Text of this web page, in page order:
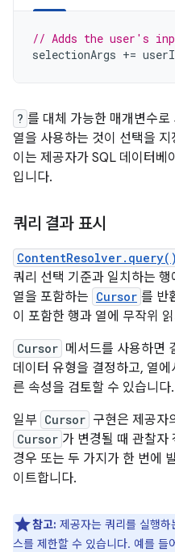
// Adds the user's
selectionArgs +=
? 를 대체 가능한 매개변수
열을 사용하는 것이 선택을
이는 제공자가 SQL 데이터베
입니다.
쿼리 결과 표시
ContentResolver.query()
쿼리 선택 기준과 일치하는
열을 포함하는 Cursor 를 반
이 포함한 행과 열에 무작위
Cursor 메서드를 사용하면
데이터 유형을 결정하고, 열
른 속성을 검토할 수 있습니다.
일부 Cursor 구현은 제공자
Cursor 가 변경될 때 관찰자
경우 또는 두 가지가 한 번에
이트합니다.
참고: 제공자는 쿼리를 실행
스를 제한할 수 있습니다. 예를 들